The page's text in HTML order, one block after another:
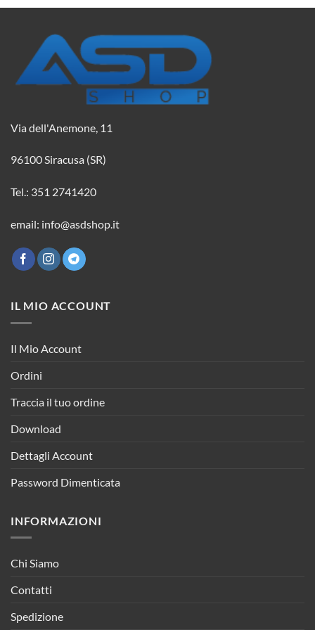
Via dell'Anemone, 11
96100 Siracusa (SR)
Tel.: 351 2741420
email: info@asdshop.it
IL MIO ACCOUNT
Il Mio Account
Ordini
Traccia il tuo ordine
Download
Dettagli Account
Password Dimenticata
INFORMAZIONI
Chi Siamo
Contatti
Spedizione